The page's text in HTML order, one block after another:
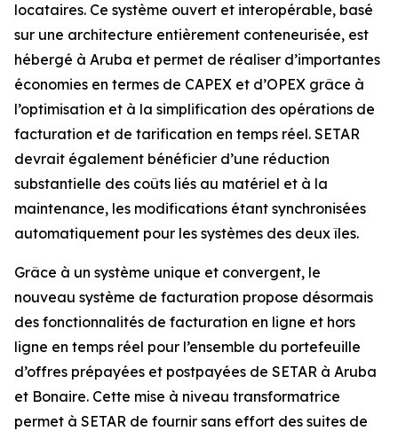
locataires. Ce système ouvert et interopérable, basé
sur une architecture entièrement conteneurisée, est
hébergé à Aruba et permet de réaliser d’importantes
économies en termes de CAPEX et d’OPEX grâce à
l’optimisation et à la simplification des opérations de
facturation et de tarification en temps réel. SETAR
devrait également bénéficier d’une réduction
substantielle des coûts liés au matériel et à la
maintenance, les modifications étant synchronisées
automatiquement pour les systèmes des deux îles.
Grâce à un système unique et convergent, le
nouveau système de facturation propose désormais
des fonctionnalités de facturation en ligne et hors
ligne en temps réel pour l’ensemble du portefeuille
d’offres prépayées et postpayées de SETAR à Aruba
et Bonaire. Cette mise à niveau transformatrice
permet à SETAR de fournir sans effort des suites de